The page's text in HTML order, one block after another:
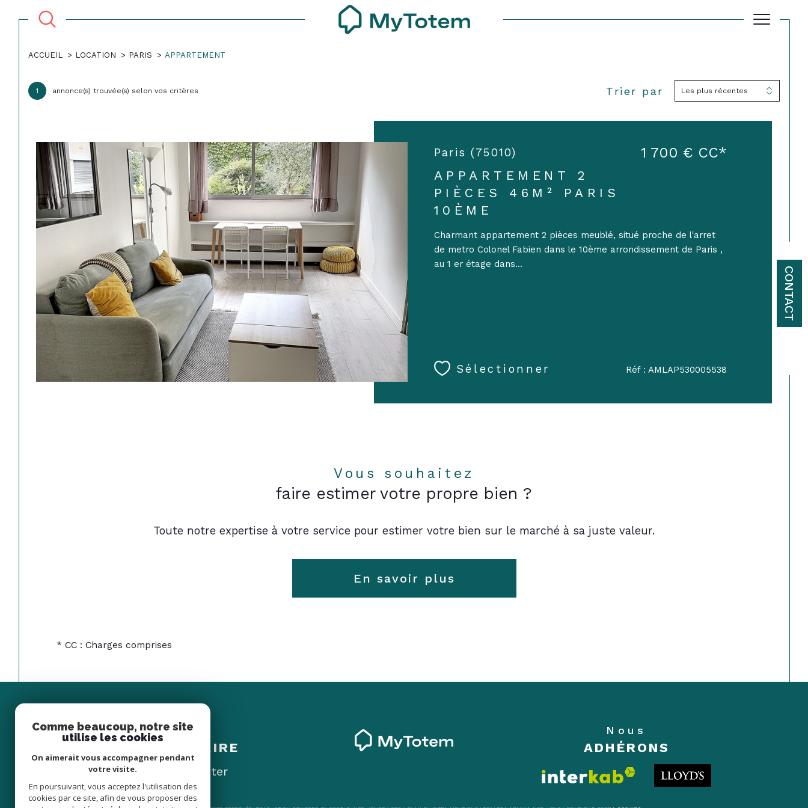
CONTACT
de l'immo pro
de l'immo pro
Voir les
Appartement 75001 - Paris
ACCUEIL LOCATION PARIS APPARTEMENT
1 annonce(s) trouvée(s) selon vos critères Trier par Les plus récentes
Paris (75010)
APPARTEMENT 2
PIÈCES 46M² PARIS
10ÈME
1 700 € CC*
Charmant appartement 2 pièces meublé, situé proche de l'arret
de metro Colonel Fabien dans le 10ème arrondissement de Paris ,
au 1 er étage dans...
Sélectionner Réf : AMLAP530005538
Vous souhaitez
faire estimer votre propre bien ?
Toute notre expertise à votre service pour estimer votre bien sur le marché à sa juste valeur.
En savoir plus
* CC : Charges comprises
Espace
PROPRIÉTAIRE
Se connecter
Nous
ADHÉRONS
Comme beaucoup, notre site
utilise les cookies
On aimerait vous accompagner pendant
votre visite.
En poursuivant, vous acceptez l'utilisation des
cookies par ce site, afin de vous proposer des